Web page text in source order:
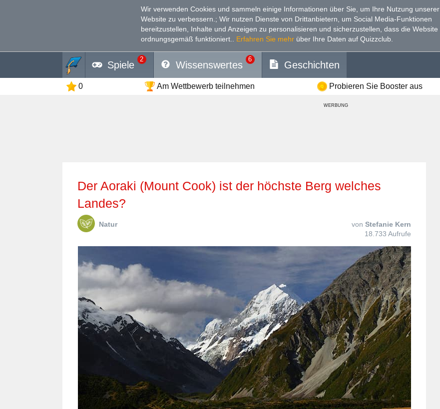
Wir verwenden Cookies und sammeln einige Informationen über Sie, um Ihre Nutzung unserer
Website zu verbessern. ; Wir nutzen Dienste von Drittanbietern, um Social Media-Funktionen
bereitzustellen, Inhalte und Anzeigen zu personalisieren und sicherzustellen, dass die Website
ordnungsgemäß funktioniert.
Erfahren Sie mehr über Ihre Daten auf Quizzclub.
Spiele
2
Wissenswertes
6
Geschichten
0 Am Wettbewerb teilnehmen Probieren Sie Booster aus
WERBUNG
Der Aoraki (Mount Cook) ist der höchste Berg welches
Landes?
Natur von Stefanie Kern
18.733 Aufrufe